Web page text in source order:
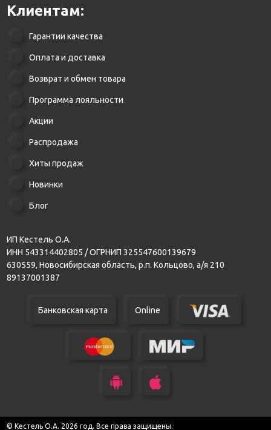
Клиентам:
Гарантии качества
Оплата и доставка
Возврат и обмен товара
Программа лояльности
Акции
Распродажа
Хиты продаж
Новинки
Блог
ИП Кестель О.А.
ИНН 543314402805 / ОГРНИП 325547600139679
630559, Новосибирская область, р.п. Кольцово, а/я 210
89137001387
Банковская карта Online
© Кестель О.А. 2026 год. Все права защищены.